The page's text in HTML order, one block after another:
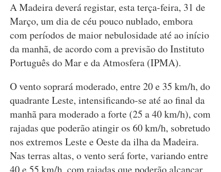
A Madeira deverá registar, esta terça-feira, 31 de
Março, um dia de céu pouco nublado, embora
com períodos de maior nebulosidade até ao início
da manhã, de acordo com a previsão do Instituto
Português do Mar e da Atmosfera (IPMA).
O vento soprará moderado, entre 20 e 35 km/h, do
quadrante Leste, intensificando-se até ao final da
manhã para moderado a forte (25 a 40 km/h), com
rajadas que poderão atingir os 60 km/h, sobretudo
nos extremos Leste e Oeste da ilha da Madeira.
Nas terras altas, o vento será forte, variando entre
40 e 55 km/h, com rajadas que poderão alcançar